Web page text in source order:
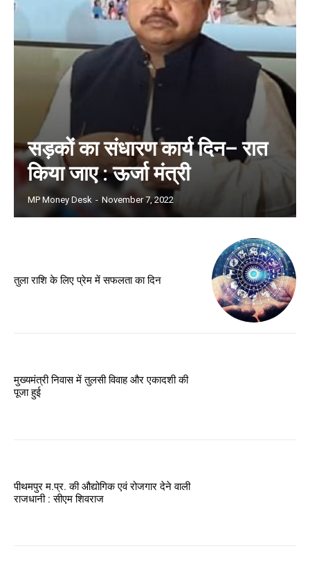
सड़कों का संधारण कार्य दिन– रात
किया जाए : ऊर्जा मंत्री
MP Money Desk - November 7, 2022
तुला राशि के लिए प्रेम में सफलता का दिन
मुख्यमंत्री निवास में तुलसी विवाह और एकादशी की
पूजा हुई
पीथमपुर म.प्र. की औद्योगिक एवं रोजगार देने वाली
राजधानी : सीएम शिवराज